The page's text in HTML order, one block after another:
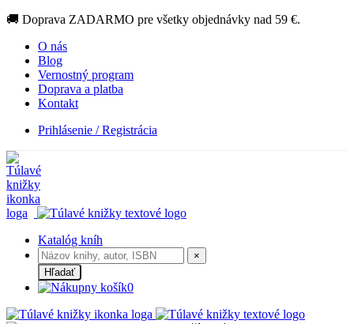
🚚 Doprava ZADARMO pre všetky objednávky nad 59 €.
O nás
Blog
Vernostný program
Doprava a platba
Kontakt
Prihlásenie / Registrácia
Katalóg kníh
×
Hľadať
0